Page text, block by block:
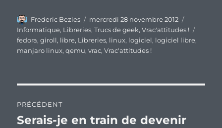
Auteur
Frederic Bezies
Publié
le
mercredi 28 novembre 2012
Informatique, Libreries,Trucs de geek,Vrac'attitudes !
fedora,giroll, libre, Libreries, linux, logiciel, logiciel libre,
manjaro linux,qemu,vrac,Vrac'attitudes !
de
PRÉCÉDENT
Publication
Serais-je en train de devenir